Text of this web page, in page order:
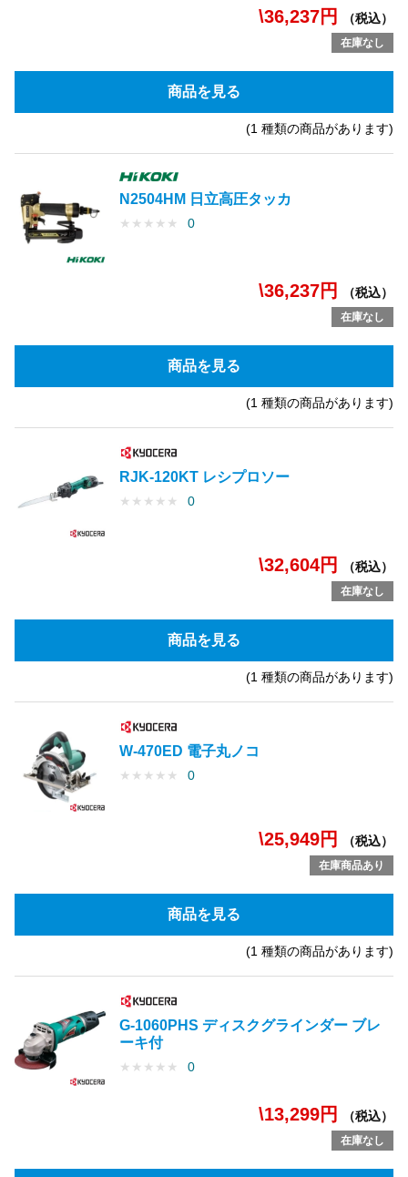
\36,237円 （税込）
在庫なし
商品を見る
(1 種類の商品があります)
N2504HM 日立高圧タッカ
★ ★ ★ ★ ★ 0
\36,237円 （税込）
在庫なし
商品を見る
(1 種類の商品があります)
RJK-120KT レシプロソー
★ ★ ★ ★ ★ 0
\32,604円 （税込）
在庫なし
商品を見る
(1 種類の商品があります)
W-470ED 電子丸ノコ
★ ★ ★ ★ ★ 0
\25,949円 （税込）
在庫商品あり
商品を見る
(1 種類の商品があります)
G-1060PHS ディスクグラインダー ブレ
ーキ付
★ ★ ★ ★ ★ 0
\13,299円 （税込）
在庫なし